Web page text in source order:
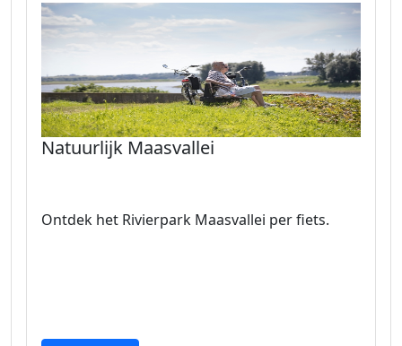
Natuurlijk Maasvallei
Ontdek het Rivierpark Maasvallei per fiets.